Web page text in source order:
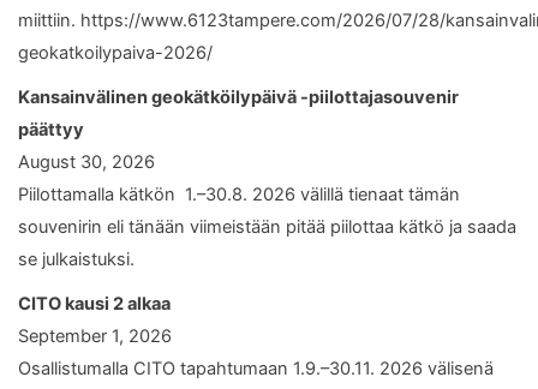
miittiin. https://www.6123tampere.com/2026/07/28/
geokatkoilypaiva-2026/
Kansainvälinen geokätköilypäivä -piilottajasouvenir
päättyy
August 30, 2026
Piilottamalla kätkön 1.–30.8. 2026 välillä tienaat tämän
souvenirin eli tänään viimeistään pitää piilottaa kätkö ja saada
se julkaistuksi.
CITO kausi 2 alkaa
September 1, 2026
Osallistumalla CITO tapahtumaan 1.9.–30.11. 2026 välisenä